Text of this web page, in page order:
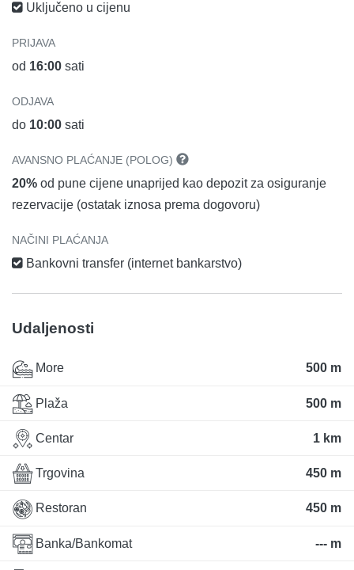
Uključeno u cijenu
PRIJAVA
od 16:00 sati
ODJAVA
do 10:00 sati
AVANSNO PLAĆANJE (POLOG)
20% od pune cijene unaprijed kao depozit za osiguranje
rezervacije (ostatak iznosa prema dogovoru)
NAČINI PLAĆANJA
Bankovni transfer (internet bankarstvo)
Udaljenosti
More 500 m
Plaža 500 m
Centar 1 km
Trgovina 450 m
Restoran 450 m
Banka/Bankomat --- m